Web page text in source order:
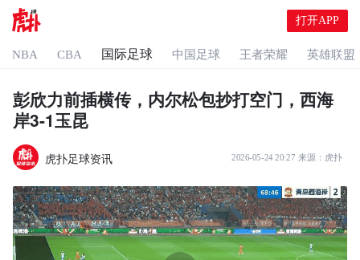
打开APP
NBA CBA 国际足球 中国足球 王者荣耀 英雄联盟
彭欣力前插横传，内尔松包抄打空门，西海
岸3-1玉昆
虎扑足球资讯 2026-05-24 20:27 来源： 虎扑